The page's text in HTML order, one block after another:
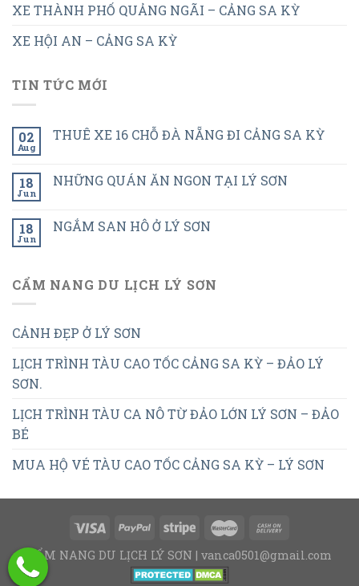
XE THÀNH PHỐ QUẢNG NGÃI – CẢNG SA KỲ
XE HỘI AN – CẢNG SA KỲ
TIN TỨC MỚI
02
Aug
THUÊ XE 16 CHỖ ĐÀ NẴNG ĐI CẢNG SA KỲ
18
Jun
NHỮNG QUÁN ĂN NGON TẠI LÝ SƠN
18
Jun
NGẮM SAN HÔ Ở LÝ SƠN
CẨM NANG DU LỊCH LÝ SƠN
CẢNH ĐẸP Ở LÝ SƠN
LỊCH TRÌNH TÀU CAO TỐC CẢNG SA KỲ – ĐẢO LÝ
SƠN.
LỊCH TRÌNH TÀU CA NÔ TỪ ĐẢO LỚN LÝ SƠN – ĐẢO
BÉ
MUA HỘ VÉ TÀU CAO TỐC CẢNG SA KỲ – LÝ SƠN
CẨM NANG DU LỊCH LÝ SƠN | vanca0501@gmail.com